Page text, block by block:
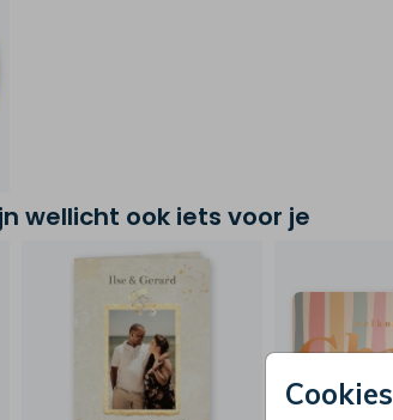
Cookies
wellicht ook iets voor je